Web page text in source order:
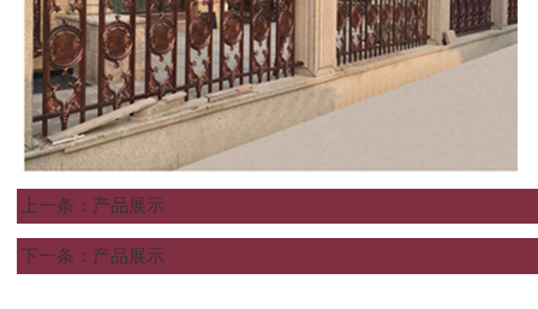
上一条： 产品展示
下一条： 产品展示